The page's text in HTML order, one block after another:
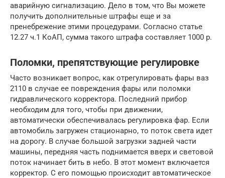
аварийную сигнализацию. Дело в том, что Вы можете
получить дополнительные штрафы еще и за
пренебрежение этими процедурами. Согласно статье
12.27 ч.1 КоАП, сумма такого штрафа составляет 1000 р.
Поломки, препятствующие регулировке
Часто возникает вопрос, как отрегулировать фары ваз
2110 в случае ее повреждения фары или поломки
гидравлического корректора. Последний прибор
необходим для того, чтобы при движении,
автоматически обеспечивалась регулировка фар. Если
автомобиль загружен стационарно, то поток света идет
на дорогу. В случае большой загрузки задней части
машины, передняя часть поднимается вверх и световой
поток начинает бить в небо. В этот момент включается
корректор. С его помощью происходит автоматическое